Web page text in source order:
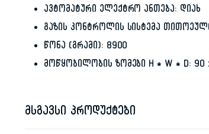
ავტომატური ელექტრო ანთება: დიახ
გაზის კონტროლის სისტემა
წონა (გრამი): 8900
მოწყობილობის ზომები H * W * D: 90
მსგავსი პროდუქტები